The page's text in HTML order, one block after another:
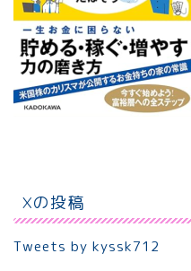
Xの投稿
Tweets by kyssk712